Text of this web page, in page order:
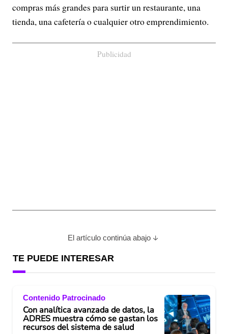
compras más grandes para surtir un restaurante, una
tienda, una cafetería o cualquier otro emprendimiento.
Publicidad
El artículo continúa abajo
TE PUEDE INTERESAR
Contenido Patrocinado
Con analítica avanzada de datos, la
ADRES muestra cómo se gastan los
recursos del sistema de salud